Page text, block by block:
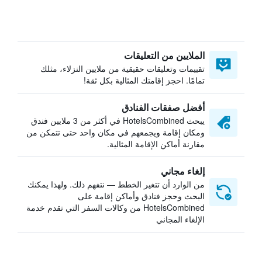
الملايين من التعليقات
تقييمات وتعليقات حقيقية من ملايين النزلاء، مثلك
تمامًا. احجز إقامتك المثالية بكل ثقة!
أفضل صفقات الفنادق
يبحث HotelsCombined في أكثر من 3 ملايين فندق
ومكان إقامة ويجمعهم في مكان واحد حتى تتمكن من
مقارنة أماكن الإقامة المثالية.
إلغاء مجاني
من الوارد أن تتغير الخطط — نتفهم ذلك. ولهذا يمكنك
البحث وحجز فنادق وأماكن إقامة على
HotelsCombined من وكالات السفر التي تقدم خدمة
الإلغاء المجاني